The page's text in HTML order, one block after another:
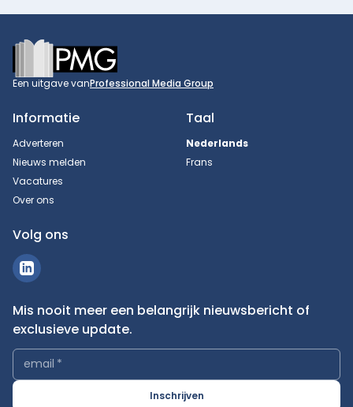
Footer
Een uitgave vanProfessional Media Group
Informatie
Adverteren
Nieuws melden
Vacatures
Over ons
Taal
Nederlands
Frans
Volg ons
Mis nooit meer een belangrijk nieuwsbericht of
exclusieve update.
email *
Inschrijven